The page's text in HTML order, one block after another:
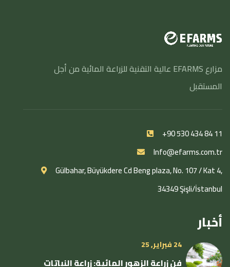
مزارع EFARMS عالية التقنية للزراعة المائية من أجل
المستقبل
+90 530 434 84 11
Info@efarms.com.tr
Gülbahar, Büyükdere Cd Beng plaza, No. 107 / Kat 4,
34349 Şişli/İstanbul
أخبار
24 فبراير, 25
فن زراعة الزهور المائية: زراعة النباتات